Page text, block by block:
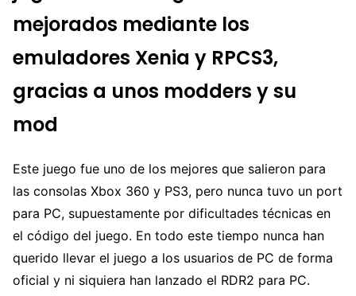
mejorados mediante los
emuladores Xenia y RPCS3,
gracias a unos modders y su
mod
Este juego fue uno de los mejores que salieron para
las consolas Xbox 360 y PS3, pero nunca tuvo un port
para PC, supuestamente por dificultades técnicas en
el código del juego. En todo este tiempo nunca han
querido llevar el juego a los usuarios de PC de forma
oficial y ni siquiera han lanzado el RDR2 para PC.